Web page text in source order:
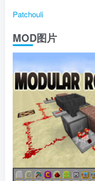
Patchouli
MOD图片